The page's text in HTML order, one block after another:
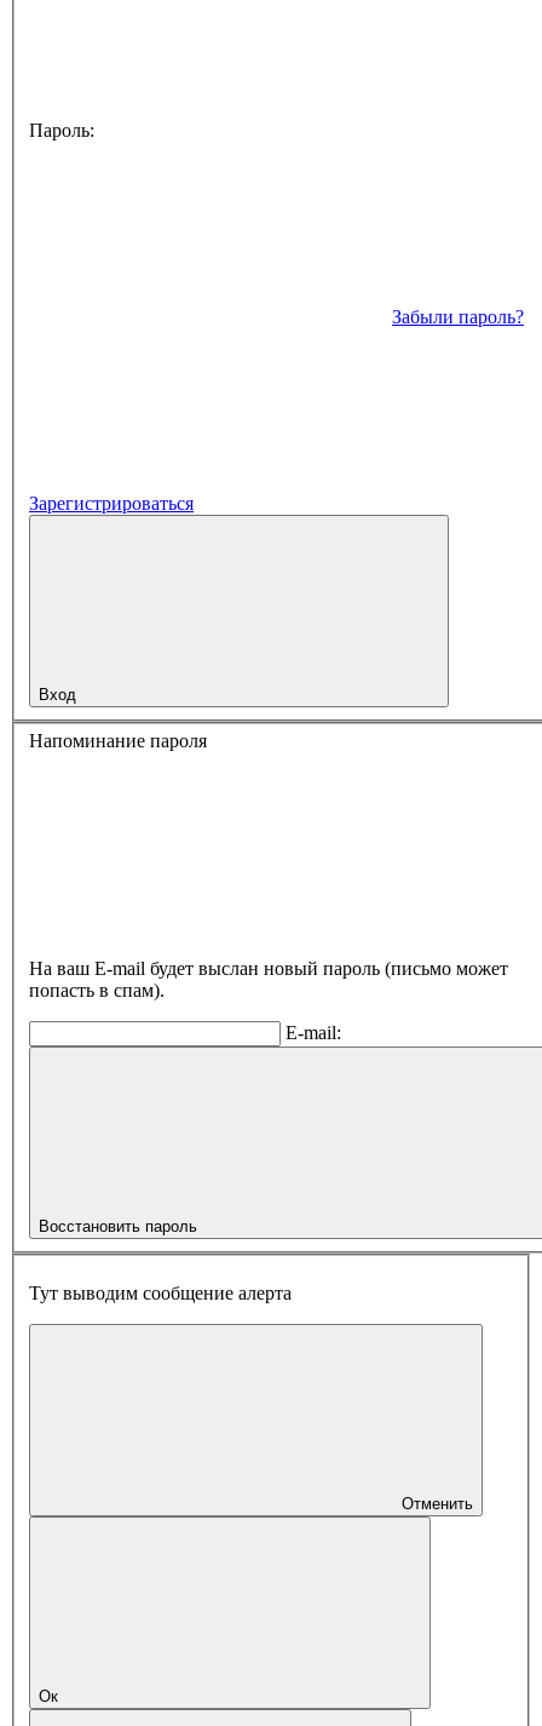
Пароль:
Забыли пароль?
Зарегистрироваться
Вход
Напоминание пароля
На ваш E-mail будет выслан новый пароль (письмо может
попасть в спам).
E-mail:
Восстановить пароль
Тут выводим сообщение алерта
Отменить
Ок